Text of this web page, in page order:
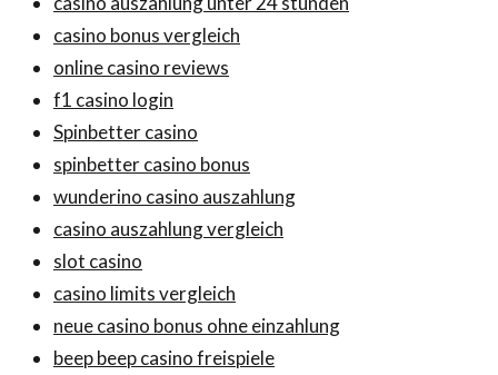
casino bonus vergleich
online casino reviews
f1 casino login
Spinbetter casino
spinbetter casino bonus
wunderino casino auszahlung
casino auszahlung vergleich
slot casino
casino limits vergleich
neue casino bonus ohne einzahlung
beep beep casino freispiele